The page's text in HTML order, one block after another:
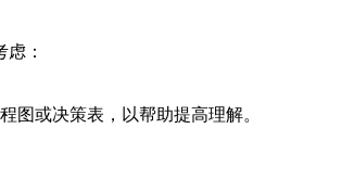
：
图或决策表，以帮助提高理解。